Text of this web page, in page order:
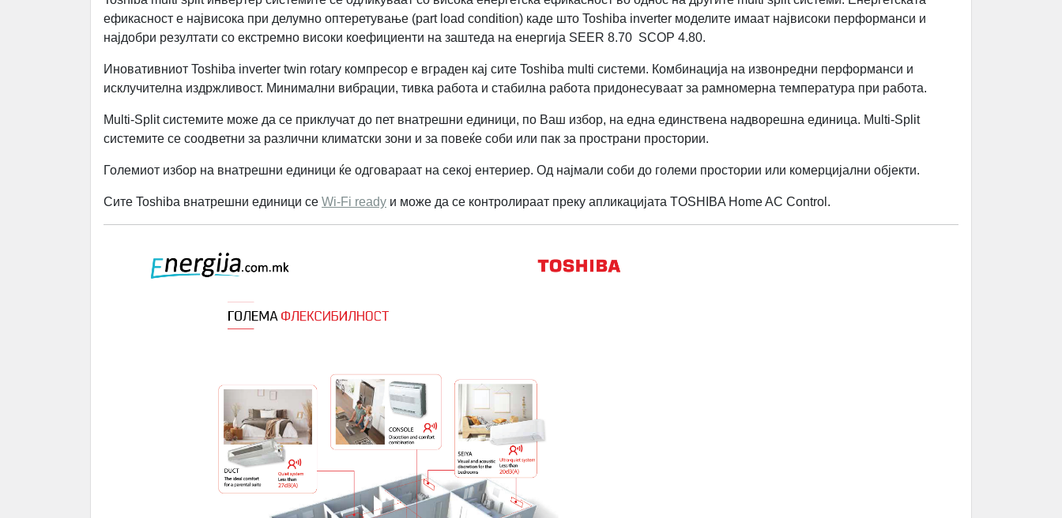
ефикасност е највисока при делумно оптеретување (part load condition) каде што Toshiba inverter моделите имаат највисоки перформанси и
најдобри резултати со екстремно високи коефициенти на заштеда на енергија SEER 8.70 SCOP 4.80.
Иновативниот Toshiba inverter twin rotary компресор е вграден кај сите Toshiba multi системи. Комбинација на извонредни перформанси и
исклучителна издржливост. Минимални вибрации, тивка работа и стабилна работа придонесуваат за рамномерна температура при работа.
Multi-Split системите може да се приклучат до пет внатрешни единици, по Ваш избор, на една единствена надворешна единица. Multi-Split
системите се соодветни за различни климатски зони и за повеќе соби или пак за пространи простории.
Големиот избор на внатрешни единици ќе одговараат на секој ентериер. Од најмали соби до големи простории или комерцијални објекти.
Сите Toshiba внатрешни единици се Wi-Fi ready и може да се контролираат преку апликацијата TOSHIBA Home AC Control.